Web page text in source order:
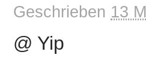
Geschrieben 13
@ Yip